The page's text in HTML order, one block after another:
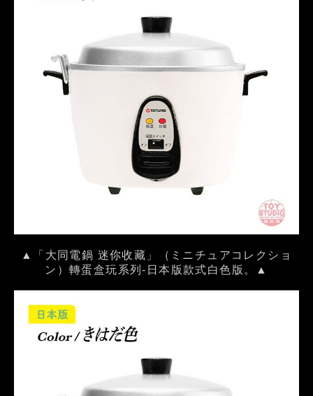
▲「大同電鍋 迷你收藏」（ミニチュアコレクショ
ン）轉蛋盒玩系列-日本版款式白色版。▲